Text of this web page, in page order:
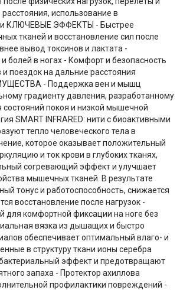
использование в
КЛЮЧЕВЫЕ ЭФФЕКТЫ - Быстрее
тканей и восстановление сил после
вывод токсинов и лактата -
болей в ногах - Комфорт и безопасность
поездок на дальние расстояния
- Поддержка вен и мышц
градиенту давления, разработанному
покоя и низкой мышечной
SMART INFRARED: нити с биоактивными
тепло человеческого тела в
которое оказывает положительный
и ток крови в глубоких тканях,
согревающий эффект и улучшает
мышечных тканей. В результате
тонус и работоспособность, снижается
восстановление после нагрузок -
для комфортной фиксации на ноге без
вязка из дышащих и быстро
обеспечивает оптимальный влаго- и
в структуру ткани ионы серебра
эффект и предотвращают
запаха - Протектор ахиллова
профилактики повреждений -